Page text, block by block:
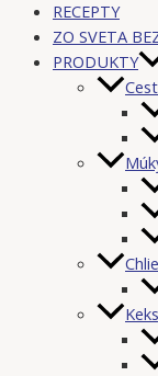
RECEPTY
ZO SVETA
PRODUKTY